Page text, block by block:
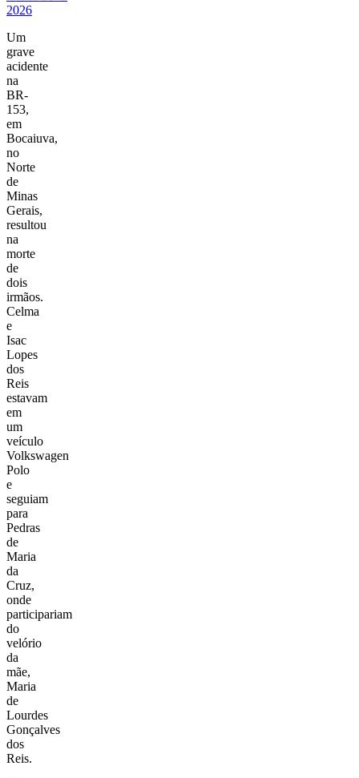
2026
Um
grave
acidente
na
BR-
153,
em
Bocaiuva,
no
Norte
de
Minas
Gerais,
resultou
na
morte
de
dois
irmãos.
Celma
e
Isac
Lopes
dos
Reis
estavam
em
um
veículo
Volkswagen
Polo
e
seguiam
para
Pedras
de
Maria
da
Cruz,
onde
participariam
do
velório
da
mãe,
Maria
de
Lourdes
Gonçalves
dos
Reis.